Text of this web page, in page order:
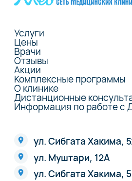
Услуги
Цены
Врачи
Отзывы
Акции
Комплексные программы
О клинике
Дистанционные
Информация по работе с
ул. Сибгата Хакима,
ул. Муштари, 12А
ул. Сибгата Хакима,